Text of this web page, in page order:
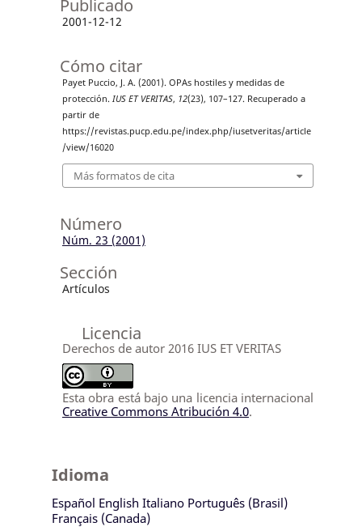
Publicado
2001-12-12
Cómo citar
Payet Puccio, J. A. (2001). OPAs hostiles y medidas de
protección. IUS ET VERITAS, 12(23), 107–127. Recuperado a
partir de
https://revistas.pucp.edu.pe/index.php/iusetveritas/article
/view/16020
Más formatos de cita
Número
Núm. 23 (2001)
Sección
Artículos
Licencia
Derechos de autor 2016 IUS ET VERITAS
Esta obra está bajo una licencia internacional
Creative Commons Atribución 4.0.
Idioma
Español English Italiano Português (Brasil)
Français (Canada)